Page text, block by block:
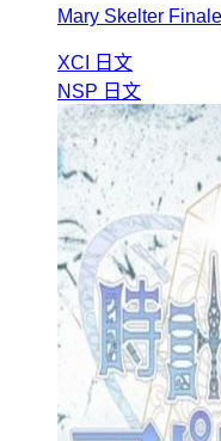
Mary Skelter Finale
XCI
日文
NSP 日文